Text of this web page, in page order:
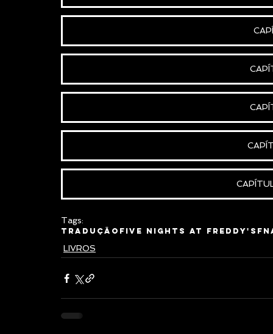
Tags:
Tradução Five Nights at Freddy's
LIVROS